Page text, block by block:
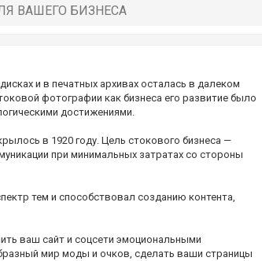
ВАШЕГО БИЗНЕСА
и в печатных архивах осталась в далеком
фотографии как бизнеса его развитие было
достижениями.
в 1920 году. Цель стокового бизнеса —
при минимальных затратах со стороны
тем и способствовал созданию контента,
ваш сайт и соцсети эмоциональными
мир моды и очков, сделать ваши страницы